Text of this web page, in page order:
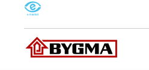
M